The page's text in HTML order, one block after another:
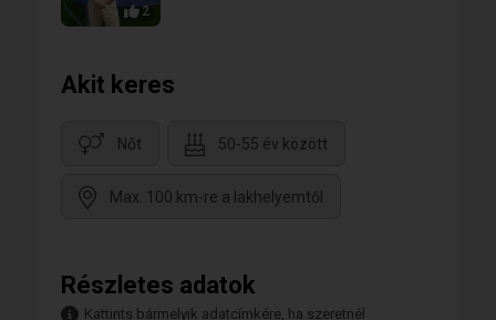
2
Akit keres
Nőt 50-55 év között
Max. 100 km-re a lakhelyemtől
Részletes adatok
Kattints bármelyik adatcímkére, ha szeretnél